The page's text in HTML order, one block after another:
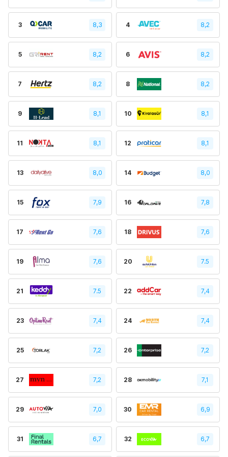
3 8,3 4 8,2
5 8,2 6 8,2
7 8,2 8 8,2
9 8,1 10 8,1
11 8,1 12 8,1
13 8,0 14 8,0
15 7,9 16 7,8
17 7,6 18 7,6
19 7,6 20 7.5
21 7.5 22 7,4
23 7,4 24 7,4
25 7,2 26 7,2
27 7,2 28 7,1
29 7,0 30 6,9
31 6,7 32 6,7